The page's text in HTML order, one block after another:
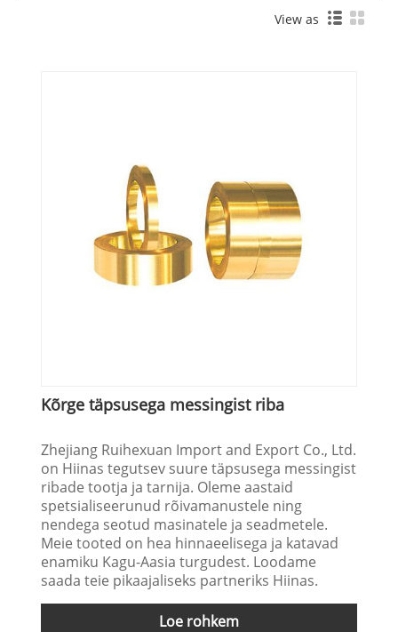
View as
Kõrge täpsusega messingist riba
Zhejiang Ruihexuan Import and Export Co., Ltd.
on Hiinas tegutsev suure täpsusega messingist
ribade tootja ja tarnija. Oleme aastaid
spetsialiseerunud rõivamanustele ning
nendega seotud masinatele ja seadmetele.
Meie tooted on hea hinnaeelisega ja katavad
enamiku Kagu-Aasia turgudest. Loodame
saada teie pikaajaliseks partneriks Hiinas.
Loe rohkem